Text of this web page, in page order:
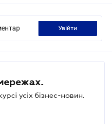
увійти
усіх бізнес-новин.